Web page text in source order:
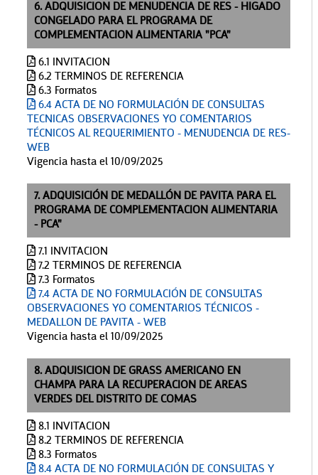
6. ADQUISICION DE MENUDENCIA DE RES - HIGADO
CONGELADO PARA EL PROGRAMA DE
COMPLEMENTACION ALIMENTARIA "PCA"
6.1 INVITACION
6.2 TERMINOS DE REFERENCIA
6.3 Formatos
6.4 ACTA DE NO FORMULACIÓN DE CONSULTAS
TECNICAS OBSERVACIONES YO COMENTARIOS
TÉCNICOS AL REQUERIMIENTO - MENUDENCIA DE RES-
WEB
Vigencia hasta el 10/09/2025
7. ADQUISICIÓN DE MEDALLÓN DE PAVITA PARA EL
PROGRAMA DE COMPLEMENTACION ALIMENTARIA
- PCA"
7.1 INVITACION
7.2 TERMINOS DE REFERENCIA
7.3 Formatos
7.4 ACTA DE NO FORMULACIÓN DE CONSULTAS
OBSERVACIONES YO COMENTARIOS TÉCNICOS -
MEDALLON DE PAVITA - WEB
Vigencia hasta el 10/09/2025
8. ADQUISICION DE GRASS AMERICANO EN
CHAMPA PARA LA RECUPERACION DE AREAS
VERDES DEL DISTRITO DE COMAS
8.1 INVITACION
8.2 TERMINOS DE REFERENCIA
8.3 Formatos
8.4 ACTA DE NO FORMULACIÓN DE CONSULTAS Y